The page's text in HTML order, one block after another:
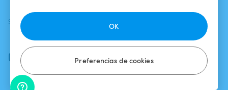
Preferencias de cookies
OK
SÍGUENOS
Facebook
Instagram